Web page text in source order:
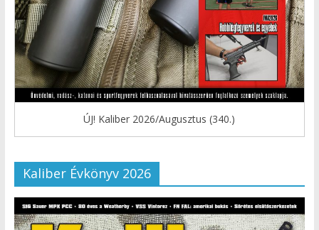
ÚJ! Kaliber 2026/Augusztus (340.)
Kaliber Évkönyv 2026